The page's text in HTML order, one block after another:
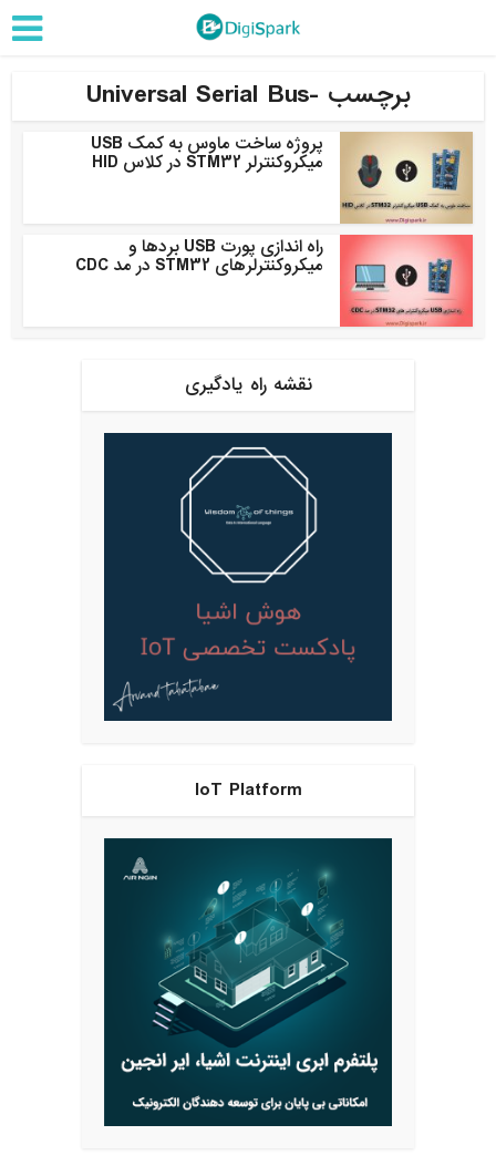
برچسب -Universal Serial Bus
پروژه ساخت ماوس به کمک USB
میکروکنترلر STM32 در کلاس HID
راه اندازی پورت USB بردها و
میکروکنترلرهای STM32 در مد CDC
نقشه راه یادگیری
IoT Platform